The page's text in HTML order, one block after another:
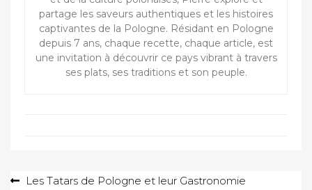
partage les saveurs authentiques et les histoires
captivantes de la Pologne. Résidant en Pologne
depuis 7 ans, chaque recette, chaque article, est
une invitation à découvrir ce pays vibrant à travers
ses plats, ses traditions et son peuple.
Navigation
Les Tatars de Pologne et leur Gastronomie